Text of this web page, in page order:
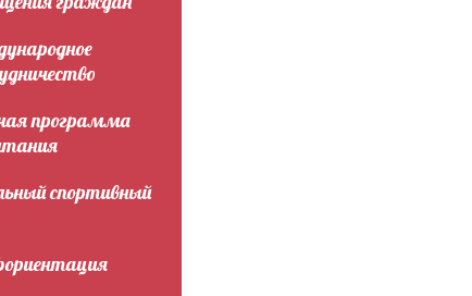
программа
спортивный